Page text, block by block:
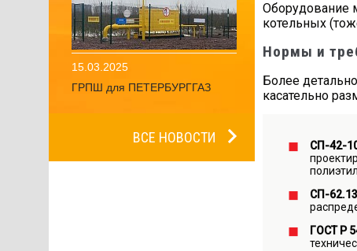
15.03.2025
ГРПШ для ПЕТЕРБУРГГАЗ
ВСЕ НОВОСТИ
Оборудование
котельных
Нормы и
Более
касательно
СП-42-
СП-
ГОСТ Р